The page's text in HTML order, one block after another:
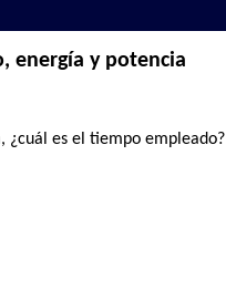
energía y potencia
¿cuál es el tiempo empleado?